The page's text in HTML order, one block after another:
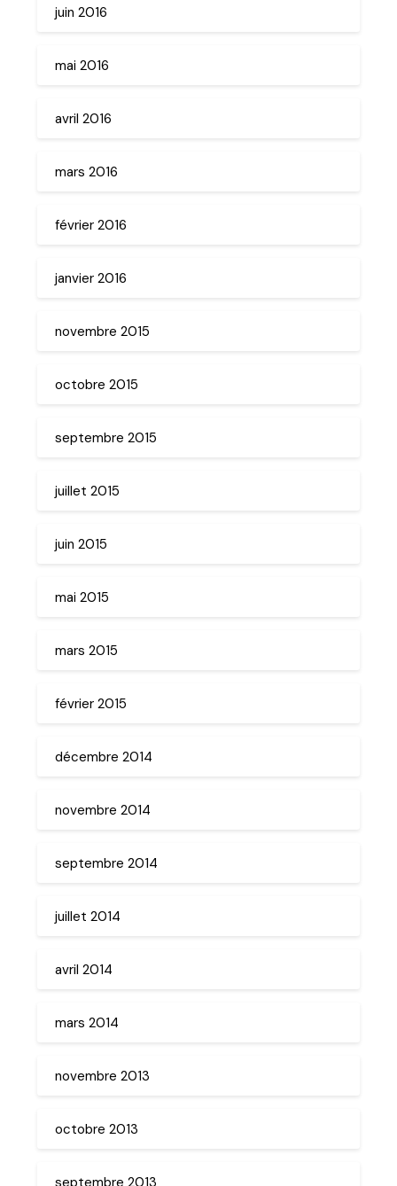
juin 2016
mai 2016
avril 2016
mars 2016
février 2016
janvier 2016
novembre 2015
octobre 2015
septembre 2015
juillet 2015
juin 2015
mai 2015
mars 2015
février 2015
décembre 2014
novembre 2014
septembre 2014
juillet 2014
avril 2014
mars 2014
novembre 2013
octobre 2013
septembre 2013